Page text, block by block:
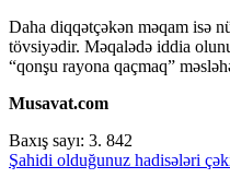
Daha diqqətçəkən məqam isə
tövsiyədir. Məqalədə iddia
“qonşu rayona qaçmaq”
Musavat.com
Baxış sayı: 3. 842
Şahidi olduğunuz hadisələri